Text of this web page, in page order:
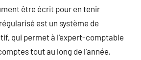
être écrit pour en tenir
est un système de
qui permet à l’expert-comptable
tout au long de l’année,